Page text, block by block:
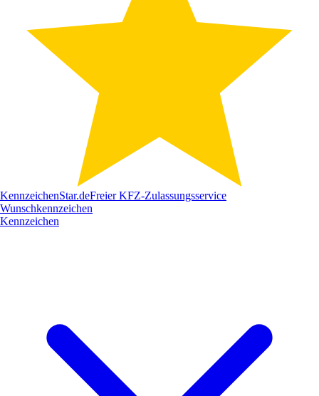
KennzeichenStar.deFreier KFZ-Zulassungsservice
Wunschkennzeichen
Kennzeichen